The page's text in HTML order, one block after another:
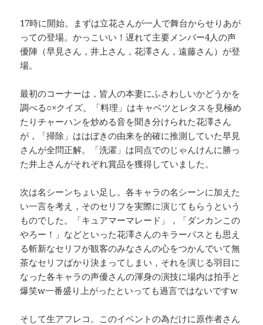
17時に開始。まずは立花さんが一人で舞台からせりあが
っての登場。かっこいい！遅れて主要メンバー4人の声
優陣（早見さん，井上さん，花澤さん，遠藤さん）が登
場。
最初のコーナーは，皆人の本妻にふさわしいかどうかを
調べる○×クイズ。「料理」はキャベツとレタスを見極め
たりチャーハンを炒める音を聞き分けられた花澤さん
が，「掃除」ははぼきの由来を的確に推測していた早見
さんが全問正解。「洗濯」は同点でのじゃんけんに勝っ
た井上さんがそれぞれ賞品を獲得していました。
次は名シーンちょい足し。各キャラの名シーンに加えた
い一言を考え，そのセリフを実際に演じてもらうという
ものでした。「キュアマーマレード」，「ダンカンこの
やろー！」などといった花澤さんのキラーパスとも思え
る斬新なセリフが観客のみなさんの心をつかんでいて無
茶なセリフばかり決まってしまい，それを演じる羽目に
なった各キャラの声優さんの渾身の演技に場内は拍手と
爆笑w一番盛り上がったといっても過言ではないですw
そして生アフレコ。このイベントの為だけに原作者さん